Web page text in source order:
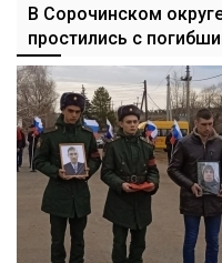
В Сорочинском
простились с